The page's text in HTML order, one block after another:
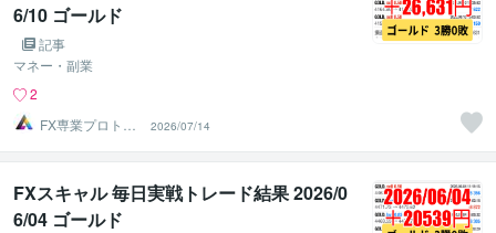
6/10 ゴールド
記事
マネー・副業
2
FX専業プロトレ
ーダーのAチーム
2026/07/14
FXスキャル 毎日実戦トレード結果 2026/0
6/04 ゴールド